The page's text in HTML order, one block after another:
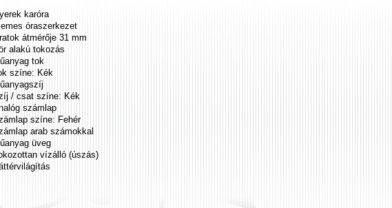
karóra
óraszerkezet
átmérője 31 mm
alakú tokozás
tok
színe: Kék
/ csat színe: Kék
számlap
színe: Fehér
arab számokkal
üveg
vízálló (úszás)